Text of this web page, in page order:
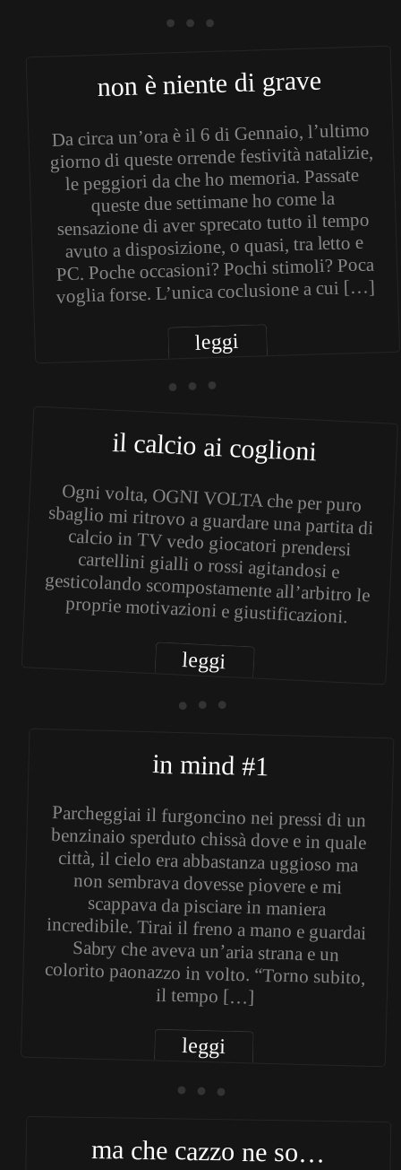
• • •
non è niente di grave
Da circa un’ora è il 6 di Gennaio, l’ultimo
giorno di queste orrende festività natalizie,
le peggiori da che ho memoria. Passate
queste due settimane ho come la
sensazione di aver sprecato tutto il tempo
avuto a disposizione, o quasi, tra letto e
PC. Poche occasioni? Pochi stimoli? Poca
voglia forse. L’unica coclusione a cui […]
leggi
• • •
il calcio ai coglioni
Ogni volta, OGNI VOLTA che per puro
sbaglio mi ritrovo a guardare una partita di
calcio in TV vedo giocatori prendersi
cartellini gialli o rossi agitandosi e
gesticolando scompostamente all’arbitro le
proprie motivazioni e giustificazioni.
leggi
• • •
in mind #1
Parcheggiai il furgoncino nei pressi di un
benzinaio sperduto chissà dove e in quale
città, il cielo era abbastanza uggioso ma
non sembrava dovesse piovere e mi
scappava da pisciare in maniera
incredibile. Tirai il freno a mano e guardai
Sabry che aveva un’aria strana e un
colorito paonazzo in volto. “Torno subito,
il tempo […]
leggi
• • •
ma che cazzo ne so…